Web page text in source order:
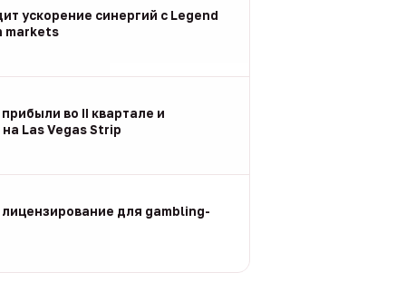
ускорение синергий с Legend
markets
во II квартале и
Las Vegas Strip
для gambling-